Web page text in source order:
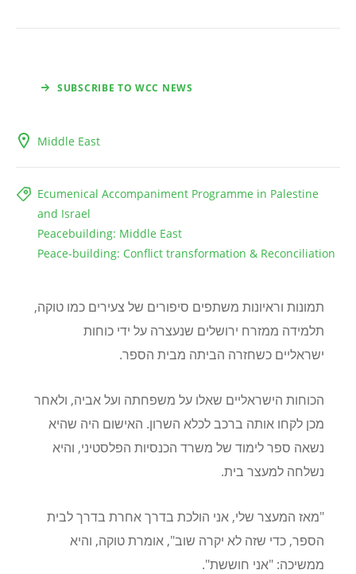
SUBSCRIBE TO WCC NEWS
Middle East
Ecumenical Accompaniment Programme in Palestine
and Israel
Peacebuilding: Middle East
Peace-building: Conflict transformation & Reconciliation
תמונות וראיונות משתפים סיפורים של צעירים כמו טוקה,
תלמידה ממזרח ירושלים שנעצרה על ידי כוחות
ישראליים כשחזרה הביתה מבית הספר.
הכוחות הישראליים שאלו על משפחתה ועל אביה, ולאחר
מכן לקחו אותה ברכב לכלא השרון. האישום היה שהיא
נשאה ספר לימוד של משרד הכנסיות הפלסטיני, והיא
נשלחה למעצר בית.
"מאז המעצר שלי, אני הולכת בדרך אחרת בדרך לבית
הספר, כדי שזה לא יקרה שוב", אומרת טוקה, והיא
ממשיכה: "אני חוששת".